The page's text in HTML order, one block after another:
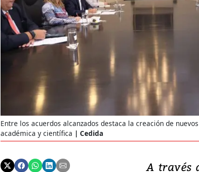
Entre los acuerdos alcanzados destaca la creación de
académica y científica
Cedida
A través